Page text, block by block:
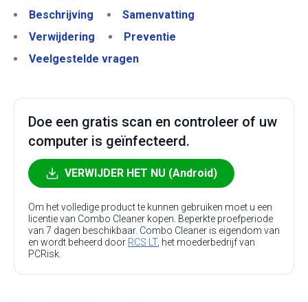
Beschrijving
Samenvatting
Verwijdering
Preventie
Veelgestelde vragen
Doe een gratis scan en controleer of uw
computer is geïnfecteerd.
VERWIJDER HET NU (Android)
Om het volledige product te kunnen gebruiken moet u een
licentie van Combo Cleaner kopen. Beperkte proefperiode
van 7 dagen beschikbaar. Combo Cleaner is eigendom van
en wordt beheerd door RCS LT, het moederbedrijf van
PCRisk.